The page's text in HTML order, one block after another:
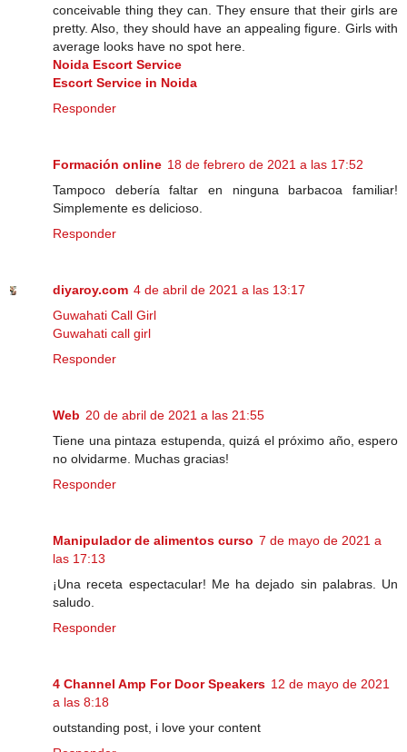
conceivable thing they can. They ensure that their girls are
pretty. Also, they should have an appealing figure. Girls with
average looks have no spot here.
Noida Escort Service
Escort Service in Noida
Responder
Formación online 18 de febrero de 2021 a las 17:52
Tampoco debería faltar en ninguna barbacoa familiar!
Simplemente es delicioso.
Responder
diyaroy.com 4 de abril de 2021 a las 13:17
Guwahati Call Girl
Guwahati call girl
Responder
Web 20 de abril de 2021 a las 21:55
Tiene una pintaza estupenda, quizá el próximo año, espero
no olvidarme. Muchas gracias!
Responder
Manipulador de alimentos curso 7 de mayo de 2021 a
las 17:13
¡Una receta espectacular! Me ha dejado sin palabras. Un
saludo.
Responder
4 Channel Amp For Door Speakers 12 de mayo de 2021
a las 8:18
outstanding post, i love your content